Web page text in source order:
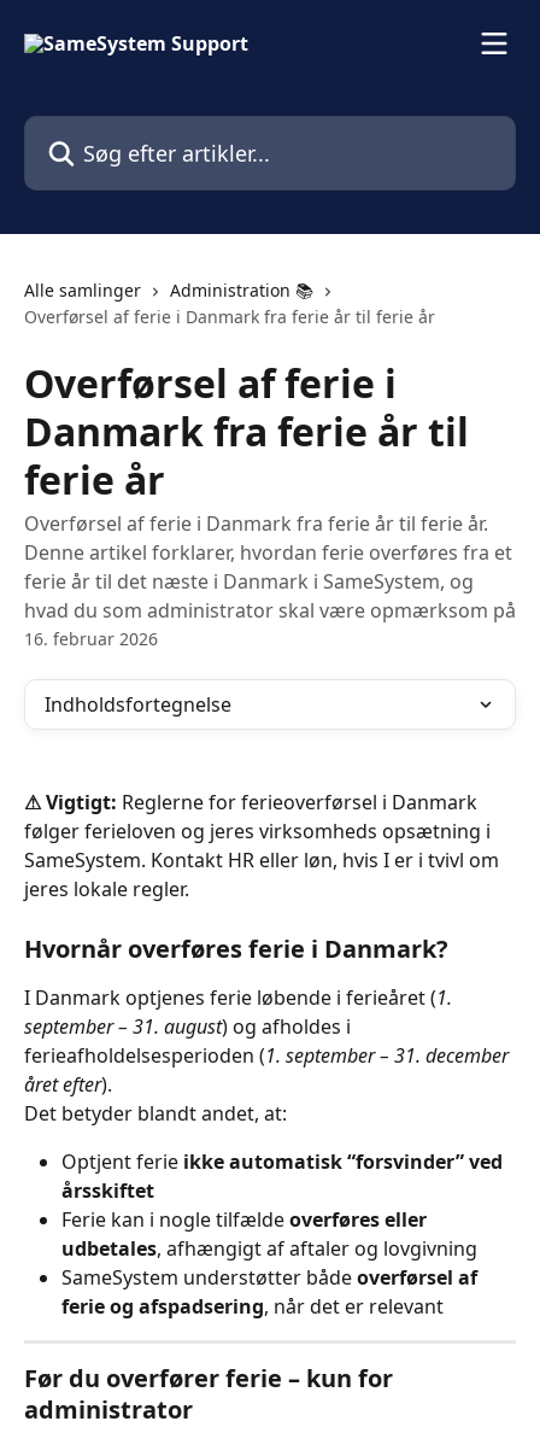
Søg efter artikler...
Alle samlinger
Administration 📚
Overførsel af ferie i Danmark fra ferie år til ferie år
Overførsel af ferie i
Danmark fra ferie år til
ferie år
Overførsel af ferie i Danmark fra ferie år til ferie år.
Denne artikel forklarer, hvordan ferie overføres fra et
ferie år til det næste i Danmark i SameSystem, og
hvad du som administrator skal være opmærksom på
16. februar 2026
Indholdsfortegnelse
⚠ Vigtigt: Reglerne for ferieoverførsel i Danmark
følger ferieloven og jeres virksomheds opsætning i
SameSystem. Kontakt HR eller løn, hvis I er i tvivl om
jeres lokale regler.
Hvornår overføres ferie i Danmark?
I Danmark optjenes ferie løbende i ferieåret (1.
september – 31. august) og afholdes i
ferieafholdelsesperioden (1. september – 31. december
året efter).
Det betyder blandt andet, at:
Optjent ferie ikke automatisk “forsvinder” ved
årsskiftet
Ferie kan i nogle tilfælde overføres eller
udbetales, afhængigt af aftaler og lovgivning
SameSystem understøtter både overførsel af
ferie og afspadsering, når det er relevant
Før du overfører ferie – kun for
administrator